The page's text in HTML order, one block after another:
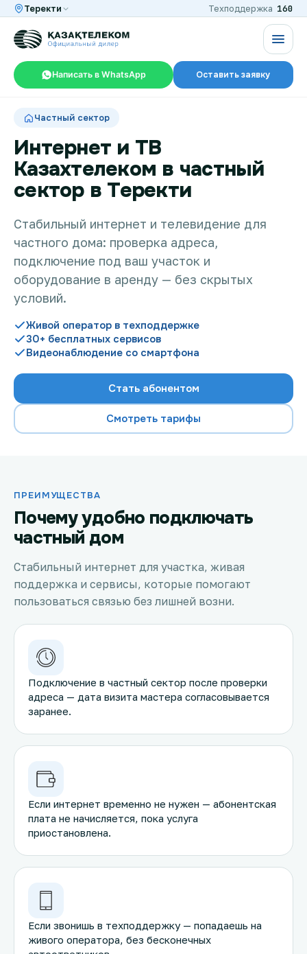
Теректи Техподдержка 160
Написать в WhatsApp Оставить заявку
Интернет и ТВ в квартире
Интернет и ТВ в частном доме
Интернет в офис
TV+
Проверить возможность подключения
Проверить возможность подключения по названию
ЖК
Подключиться к КазахТелеком
Частный сектор
Интернет и ТВ
Казахтелеком в частный
сектор в Теректи
Стабильный интернет и телевидение для
частного дома: проверка адреса,
подключение под ваш участок и
оборудование в аренду — без скрытых
условий.
Живой оператор в техподдержке
30+ бесплатных сервисов
Видеонаблюдение со смартфона
Стать абонентом
Смотреть тарифы
ПРЕИМУЩЕСТВА
Почему удобно подключать
частный дом
Стабильный интернет для участка, живая
поддержка и сервисы, которые помогают
пользоваться связью без лишней возни.
Подключение в частный сектор после проверки
адреса — дата визита мастера согласовывается
заранее.
Если интернет временно не нужен — абонентская
плата не начисляется, пока услуга
приостановлена.
Если звонишь в техподдержку — попадаешь на
живого оператора, без бесконечных